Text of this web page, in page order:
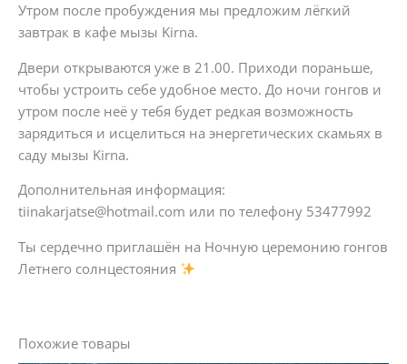
Утром после пробуждения мы предложим лёгкий
завтрак в кафе мызы Kirna.
Двери открываются уже в 21.00. Приходи пораньше,
чтобы устроить себе удобное место. До ночи гонгов и
утром после неё у тебя будет редкая возможность
зарядиться и исцелиться на энергетических скамьях в
саду мызы Kirna.
Дополнительная информация:
tiinakarjatse@hotmail.com или по телефону 53477992
Ты сердечно приглашён на Ночную церемонию гонгов
Летнего солнцестояния
Похожие товары